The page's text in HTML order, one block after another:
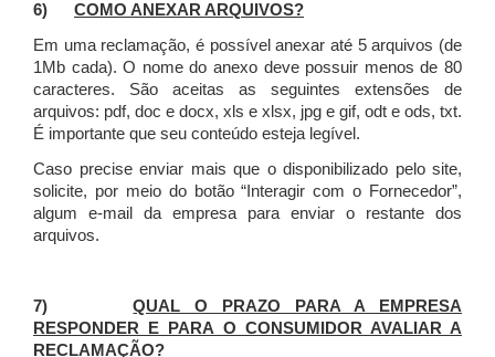
6) COMO ANEXAR ARQUIVOS?
Em uma reclamação, é possível anexar até 5 arquivos (de
1Mb cada). O nome do anexo deve possuir menos de 80
caracteres. São aceitas as seguintes extensões de
arquivos: pdf, doc e docx, xls e xlsx, jpg e gif, odt e ods, txt.
É importante que seu conteúdo esteja legível.
Caso precise enviar mais que o disponibilizado pelo site,
solicite, por meio do botão “Interagir com o Fornecedor”,
algum e-mail da empresa para enviar o restante dos
arquivos.
7)QUAL O PRAZO PARA A EMPRESA
RESPONDER E PARA O CONSUMIDOR AVALIAR A
RECLAMAÇÃO?